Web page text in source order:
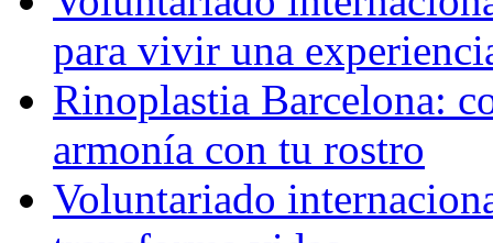
para vivir una
Rinoplastia Barcelona:
armonía con tu rostro
Voluntariado